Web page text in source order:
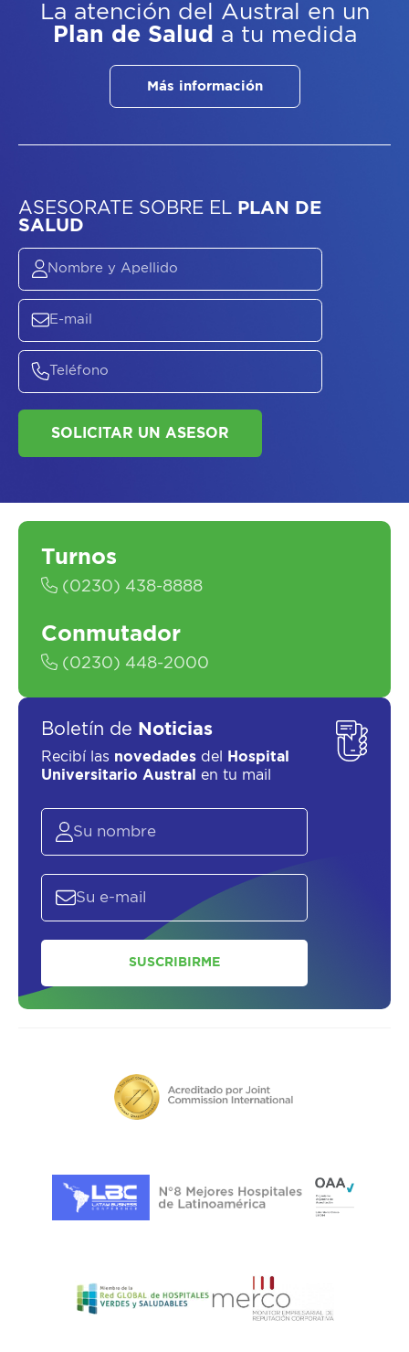
La atención del Austral
en un
Plan de Salud a tu medida
Más información
ASESORATE SOBREELPLAN DE
Turnos
(0230) 438-8888
Conmutador
(0230) 448-2000
Boletín de Noticias
Recibí las novedades del
Hospital
Universitario Austral
en tu mail
SUSCRIBIRME